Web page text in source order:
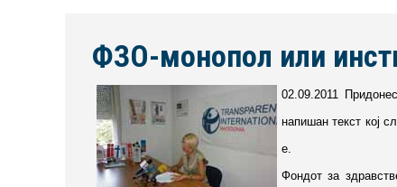
ФЗО-монопол или
02.09.2011
напишан текст кој
е.
Фондот за